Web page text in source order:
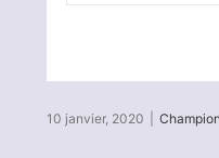
10 janvier, 2020